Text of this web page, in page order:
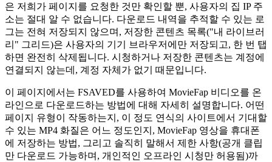
은 저희가 페이지를 요청한 것만 확인할 뿐, 사용자의 집 IP 주
소는 절대 알 수 없습니다. 다운로드 내역을 추적할 수 있는 로
그는 전혀 저장되지 않으며, 저장한 콘텐츠 목록("내 라이브러
리" 그리드)은 사용자의 기기 브라우저에만 저장되고, 한 번 탭
하면 완전히 삭제됩니다. 시청하거나 저장한 콘텐츠는 계정에
연결되지 않는데, 계정 자체가 없기 때문입니다.
이 페이지에서는 FSAVED를 사용하여 MovieFap 비디오를 온
라인으로 다운로드하는 방법에 대해 자세히 설명합니다. 어떤
페이지 유형이 작동하는지, 이 정도 연식의 사이트에서 기대할
수 있는 MP4 화질은 어느 정도인지, MovieFap 영상을 휴대폰
에 저장하는 방법, 그리고 솔직히 말해서 제한 사항(공개 클립
만 다운로드 가능하며, 개인적인 오프라인 시청만 허용됨)까